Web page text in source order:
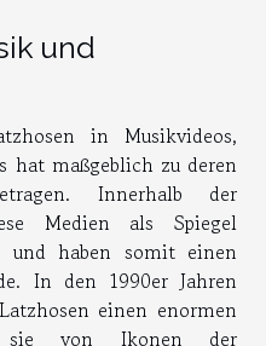
und
in Musikvideos,
hat maßgeblich zu deren
Innerhalb der
Medien als Spiegel
und haben somit einen
In den 1990er Jahren
einen enormen
sie von Ikonen der